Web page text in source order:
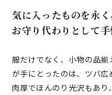
気に入ったものを永く
お守り代わりとして
服だけでなく、小物の品
が手にとったのは、ツバ
肉厚でほんのり光沢もあ